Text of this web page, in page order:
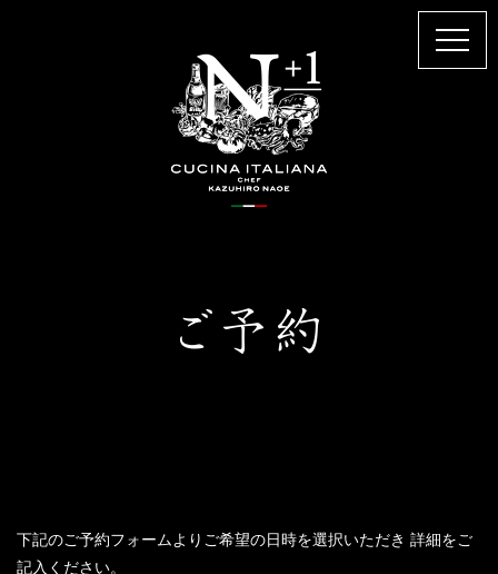
下記のご予約フォームよりご希望の日時を選択いただき 詳細をご
記入ください。